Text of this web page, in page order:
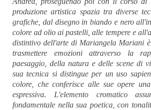
produzione artistica spazia tra diverse
grafiche, dal disegno in biando e nero
colore ad olio ai pastelli, alle tempere e
distintivo dell'arte di Mariangela Mariani
trasmettere emozioni attraverso la
paesaggio, della natura e delle scene di
sua tecnica si distingue per un uso
colore, che conferisce alle sue opere
espressiva. L'elemento cromatico
fondamentale nella sua poetica, con